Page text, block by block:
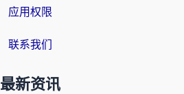
应用权限
联系我们
最新资讯